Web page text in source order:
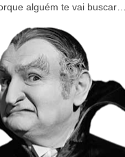
alguém te vai